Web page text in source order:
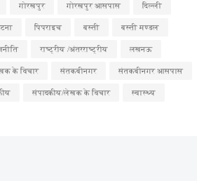
गोरखपुर गोरखपुर आसपास दिल्ली
पिपराइच बस्ती बस्ती मण्डल
राष्ट्रीय /अंतरराष्ट्रीय लखनऊ
के विचार संतकबीनगर संतकबीनगर आसपास
संपादकीय/लेखक के विचार स्वास्थ्य